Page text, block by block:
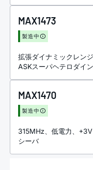
MAX1473
製造中
拡張ダイナミックレン
ASKスーパヘテロダイ
MAX1470
製造中
315MHz、低電力、
シーバ